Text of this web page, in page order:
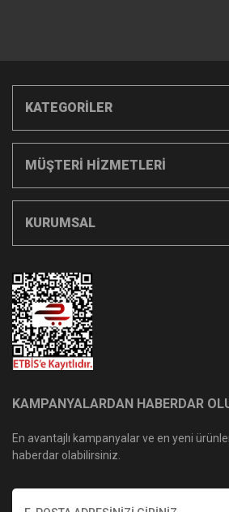
KATEGORİLER
MÜŞTERİ HİZMETLERİ
KURUMSAL
KAMPANYALARDAN HABERDAR
En avantajlı kampanyalar ve en yeni
haberdar olabilirsiniz.